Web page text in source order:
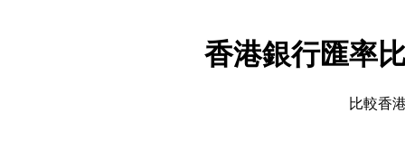
香港銀行匯率
比較香